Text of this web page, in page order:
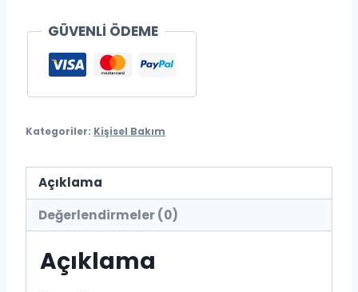
1000ml
GÜVENLİ ÖDEME
Kategoriler: Kişisel Bakım
Açıklama
Değerlendirmeler (0)
Açıklama